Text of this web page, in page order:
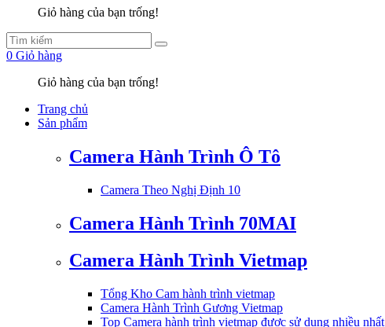
Giỏ hàng của bạn trống!
0 Giỏ hàng
Giỏ hàng của bạn trống!
Trang chủ
Sản phẩm
Camera Hành Trình Ô Tô
Camera Theo Nghị Định 10
Camera Hành Trình 70MAI
Camera Hành Trình Vietmap
Tổng Kho Cam hành trình vietmap
Camera Hành Trình Gương Vietmap
Top Camera hành trình vietmap được sử dụng nhiều nhất